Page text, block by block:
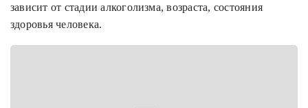
зависит от стадии алкоголизма, возраста, состояния
здоровья человека.